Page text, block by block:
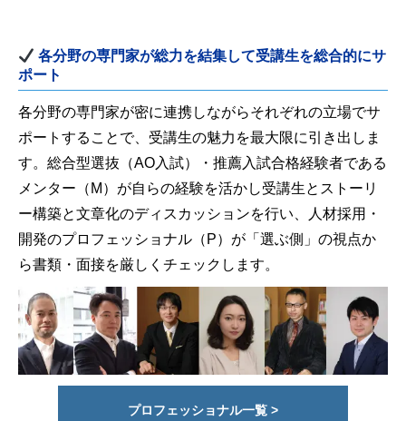
各分野の専門家が総力を結集して受講生を総合的にサ
ポート
各分野の専門家が密に連携しながらそれぞれの立場でサ
ポートすることで、受講生の魅力を最大限に引き出しま
す。総合型選抜（AO入試）・推薦入試合格経験者である
メンター（M）が自らの経験を活かし受講生とストーリ
ー構築と文章化のディスカッションを行い、人材採用・
開発のプロフェッショナル（P）が「選ぶ側」の視点か
ら書類・面接を厳しくチェックします。
プロフェッショナル一覧 >